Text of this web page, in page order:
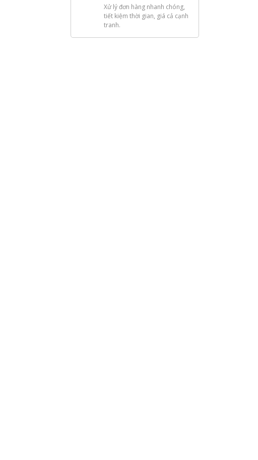
Xử lý đơn hàng nhanh chóng,
tiết kiệm thời gian, giá cả cạnh
tranh.